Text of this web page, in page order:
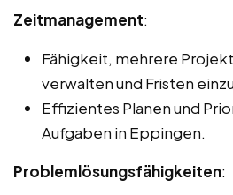
Zeitmanagement:
Fähigkeit, mehrere
verwalten und Fristen
Effizientes Planen und
Aufgaben in Eppingen.
Problemlösungsfähigkeiten: